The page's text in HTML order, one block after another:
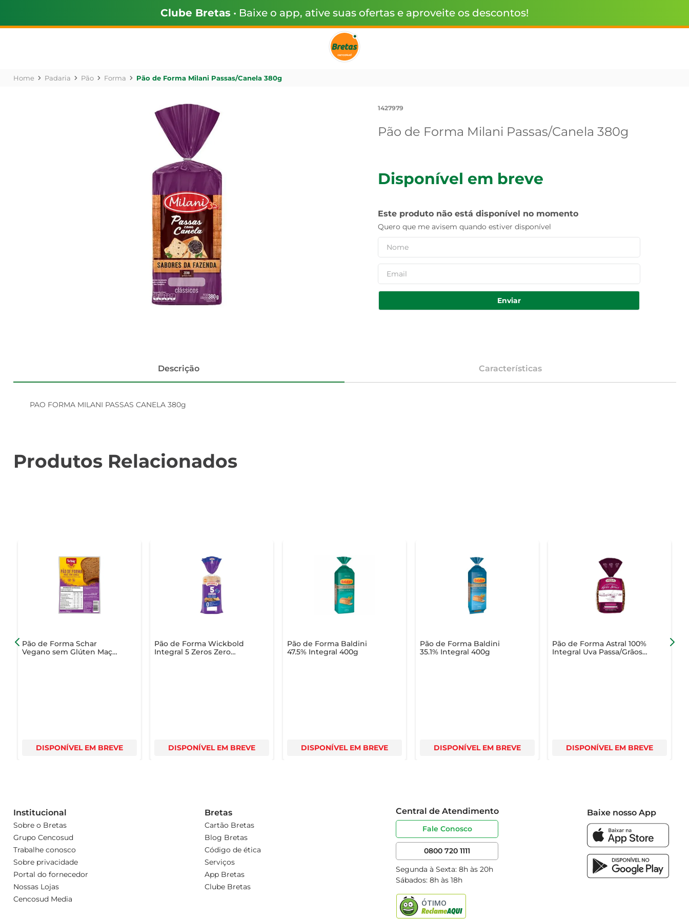
Clube Bretas • Baixe o app, ative suas ofertas e aproveite os descontos!
Padaria Pão Forma Pão de Forma Milani Passas/Canela 380g
1427979
Pão de Forma Milani Passas/Canela 380g
Disponível em breve
Este produto não está disponível no momento
Quero que me avisem quando estiver disponível
Enviar
Descrição Características
PAO FORMA MILANI PASSAS CANELA 380g
Produtos Relacionados
Pão de Forma Schar
Vegano sem Glúten Maçã
DISPONÍVEL EM BREVE
Pão de Forma Wickbold
Integral 5 Zeros Zero
DISPONÍVEL EM BREVE
Pão de Forma Baldini
47.5% Integral 400g
DISPONÍVEL EM BREVE
Pão de Forma Baldini
35.1% Integral 400g
DISPONÍVEL EM BREVE
Pão de Forma Astral 100%
Integral Uva Passa/Grãos
DISPONÍVEL EM BREVE
Institucional
Sobre o Bretas
Grupo Cencosud
Trabalhe conosco
Sobre privacidade
Portal do fornecedor
Nossas Lojas
Cencosud Media
Bretas
Cartão Bretas
Blog Bretas
Código de ética
Serviços
App Bretas
Clube Bretas
Central de Atendimento
Fale Conosco
0800 720 1111
Segunda à Sexta: 8h às 20h
Sábados: 8h às 18h
Baixe nosso App